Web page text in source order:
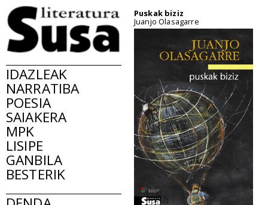
IDAZLEAK
NARRATIBA
POESIA
SAIAKERA
MPK
LISIPE
GANBILA
BESTERIK
Puskak biziz
Juanjo Olasagarre